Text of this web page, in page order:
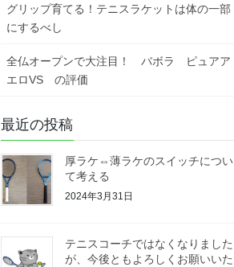
グリップ育てる！テニスラケットは体の一部
にするべし
全仏オープンで大注目！ バボラ ピュアア
エロVS の評価
最近の投稿
厚ラケ⇔薄ラケのスイッチについ
て考える
2024年3月31日
テニスコーチではなくなりました
が、今後ともよろしくお願いいた